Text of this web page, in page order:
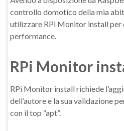
controllo domotico della mia
utilizzare RPi Monitor install per
performance.
RPi Monitor
RPi Monitor install richiede
dell’autore e la sua validazione
con il top “apt”.